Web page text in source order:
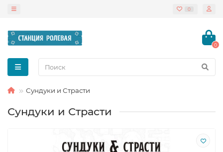
0
0
Сундуки и Страсти
Сундуки и Страсти